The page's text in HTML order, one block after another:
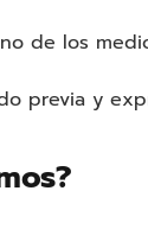
de los
previa y